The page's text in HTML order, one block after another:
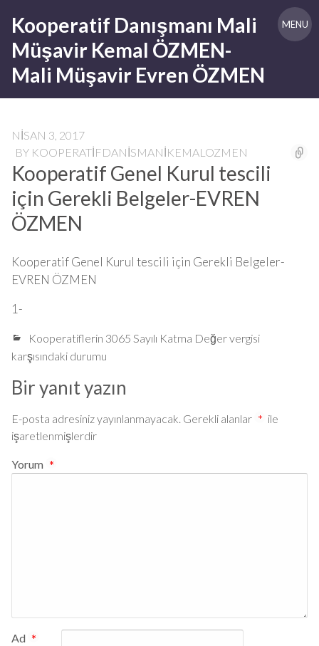
content
Kooperatif Danışmanı Mali
Müşavir Kemal ÖZMEN-
Mali Müşavir Evren ÖZMEN
MENU
NISAN 3, 2017
BY KOOPERATIFDANISMANIKEMALOZMEN
Kooperatif Genel Kurul tescili
için Gerekli Belgeler-EVREN
ÖZMEN
Kooperatif Genel Kurul tescili için Gerekli Belgeler-
EVREN ÖZMEN
1-
Kooperatiflerin 3065 Sayılı Katma Değer vergisi
karşısındaki durumu
Bir yanıt yazın
E-posta adresiniz yayınlanmayacak. Gerekli alanlar * ile
işaretlenmişlerdir
Yorum *
Ad *